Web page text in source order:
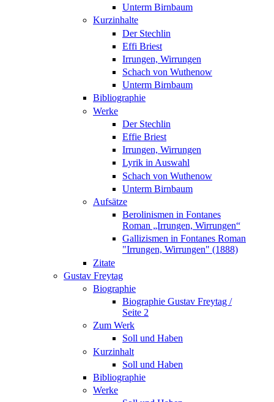
Unterm Birnbaum
Kurzinhalte
Der Stechlin
Effi Briest
Irrungen, Wirrungen
Schach von Wuthenow
Unterm Birnbaum
Bibliographie
Werke
Der Stechlin
Effie Briest
Irrungen, Wirrungen
Lyrik in Auswahl
Schach von Wuthenow
Unterm Birnbaum
Aufsätze
Berolinismen in Fontanes
Roman „Irrungen, Wirrungen“
Gallizismen in Fontanes Roman
"Irrungen, Wirrungen" (1888)
Zitate
Gustav Freytag
Biographie
Biographie Gustav Freytag /
Seite 2
Zum Werk
Soll und Haben
Kurzinhalt
Soll und Haben
Bibliographie
Werke